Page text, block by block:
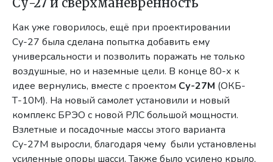
Как уже говорилось, ещё при проектировании
Су-27 была сделана попытка добавить ему
универсальности и позволить поражать не только
воздушные, но и наземные цели. В конце 80-х к
идее вернулись, вместе с проектом Су-27М (ОКБ-
Т-10М). На новый самолет установили и новый
комплекс БРЭО с новой РЛС большой мощности.
Взлетные и посадочные массы этого варианта
Су-27М выросли, благодаря чему были установлены
усиленные опоры шасси. Также было усилено крыло,